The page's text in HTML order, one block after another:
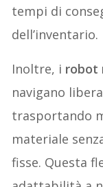
tempi di
dell’inventario.
Inoltre, i robot
navigano
trasportando
materiale
fisse. Questa